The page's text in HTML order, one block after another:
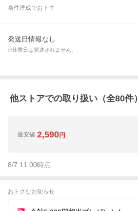
条件達成でおトク
発送日情報なし
※休業日は発送されません。
他ストアでの取り扱い（全80件）
最安値 2,590円
8/7 11:00時点
おトクなお知らせ